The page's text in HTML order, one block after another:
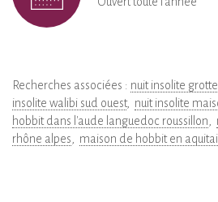
Recherches associées : nuit insolite
insolite walibi sud ouest
nuit insolite
hobbit dans l'aude languedoc roussillon
rhône alpes
maison de hobbit en